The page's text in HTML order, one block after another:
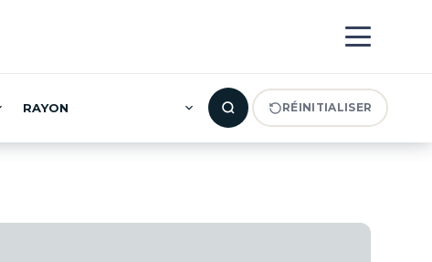
RAYON RÉINITIALISER